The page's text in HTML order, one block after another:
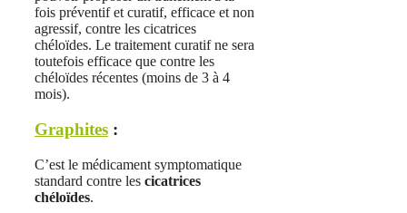
fois préventif et curatif, efficace et non
agressif, contre les cicatrices
chéloïdes. Le traitement curatif ne sera
toutefois efficace que contre les
chéloïdes récentes (moins de 3 à 4
mois).
Graphites :
C’est le médicament symptomatique
standard contre les cicatrices
chéloïdes.